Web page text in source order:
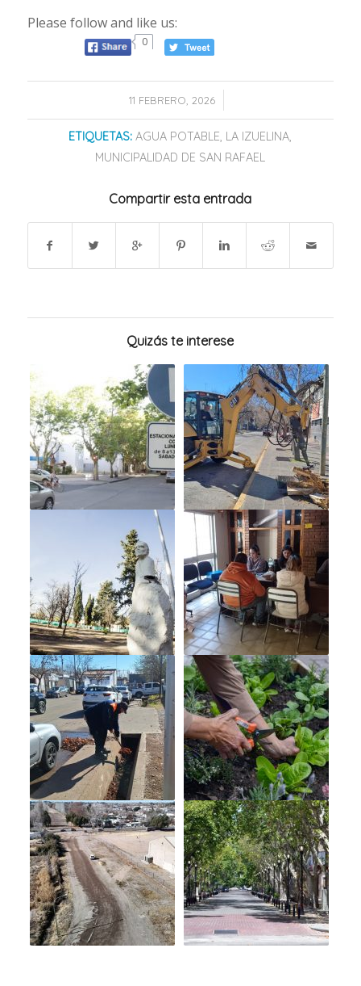
Please follow and like us:
0
11 FEBRERO, 2026
/
ETIQUETAS: AGUA POTABLE, LA IZUELINA,
MUNICIPALIDAD DE SAN RAFAEL
Compartir esta entrada
Quizás te interese